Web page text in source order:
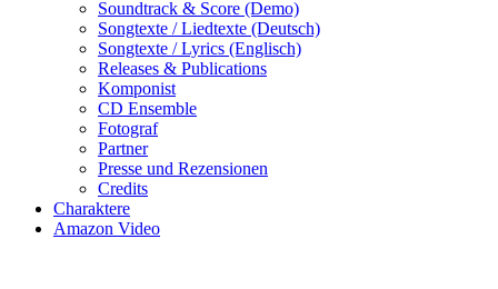
Soundtrack & Score (Demo)
Songtexte / Liedtexte (Deutsch)
Songtexte / Lyrics (Englisch)
Releases & Publications
Komponist
CD Ensemble
Fotograf
Partner
Presse und Rezensionen
Credits
Charaktere
Amazon Video